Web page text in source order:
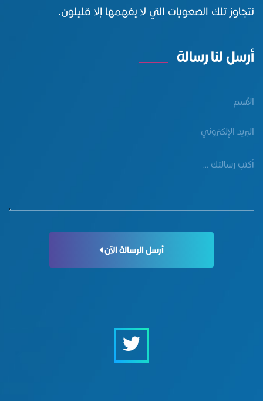
نتجاوز تلك الصعوبات التي لا يفهمها إلا قليلون.
أرسل لنا رسالة
أرسل الرسالة الآن